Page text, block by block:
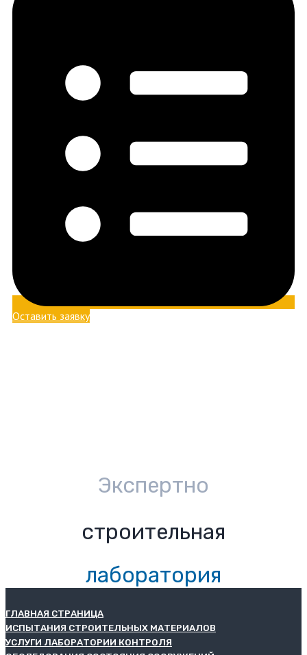
Оставить заявку
Экспертно
строительная
лаборатория
ГЛАВНАЯ СТРАНИЦА
ИСПЫТАНИЯ СТРОИТЕЛЬНЫХ МАТЕРИАЛОВ
УСЛУГИ ЛАБОРАТОРИИ КОНТРОЛЯ